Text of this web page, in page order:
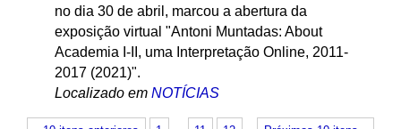
no dia 30 de abril, marcou a abertura da
exposição virtual "Antoni Muntadas: About
Academia I-II, uma Interpretação Online, 2011-
2017 (2021)".
Localizado em NOTÍCIAS